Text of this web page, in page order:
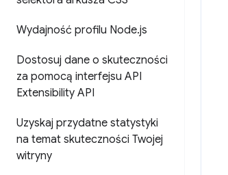
Wydajność profilu Node.js
Dostosuj dane o skuteczności
za pomocą interfejsu API
Extensibility API
Uzyskaj przydatne statystyki
na temat skuteczności Twojej
witryny